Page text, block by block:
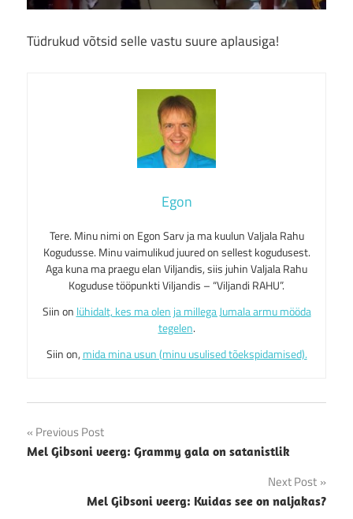
Tüdrukud võtsid selle vastu suure aplausiga!
Egon
Tere. Minu nimi on Egon Sarv ja ma kuulun Valjala Rahu
Kogudusse. Minu vaimulikud juured on sellest kogudusest.
Aga kuna ma praegu elan Viljandis, siis juhin Valjala Rahu
Koguduse tööpunkti Viljandis – “Viljandi RAHU”.
Siin on lühidalt, kes ma olen ja millega Jumala armu mööda
tegelen.
Siin on, mida mina usun (minu usulised tõekspidamised).
Post
navigation
Previous Post
Mel Gibsoni veerg: Grammy gala on satanistlik
Next Post
Mel Gibsoni veerg: Kuidas see on naljakas?